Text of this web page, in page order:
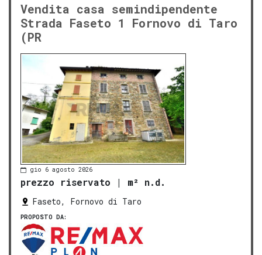
Vendita casa semindipendente
Strada Faseto 1 Fornovo di Taro
(PR
gio 6 agosto 2026
prezzo riservato | m² n.d.
Faseto, Fornovo di Taro
PROPOSTO DA: